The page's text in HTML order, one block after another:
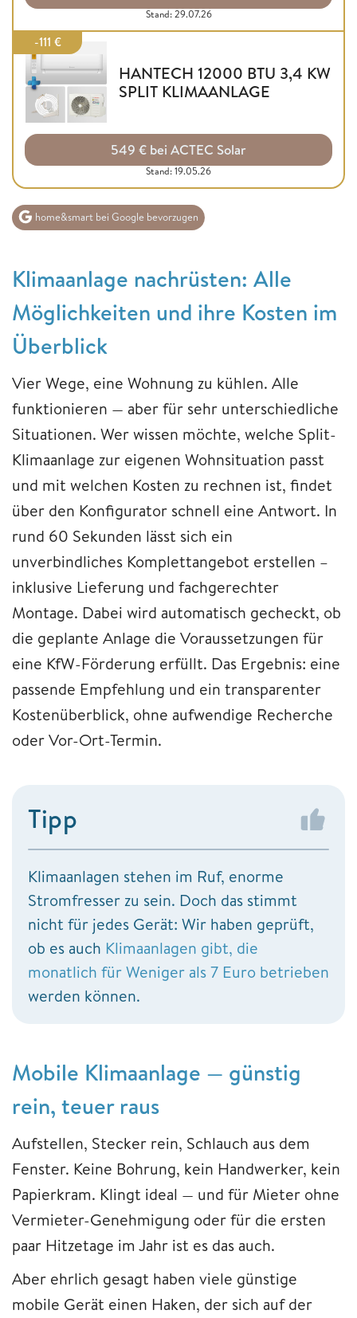
Stand: 29.07.26
-111 €
HANTECH 12000 BTU 3,4 KW
SPLIT KLIMAANLAGE
549 € bei ACTEC Solar
Stand: 19.05.26
home&smart bei Google bevorzugen
Klimaanlage nachrüsten: Alle
Möglichkeiten und ihre Kosten im
Überblick
Vier Wege, eine Wohnung zu kühlen. Alle
funktionieren — aber für sehr unterschiedliche
Situationen. Wer wissen möchte, welche Split-
Klimaanlage zur eigenen Wohnsituation passt
und mit welchen Kosten zu rechnen ist, findet
über den Konfigurator schnell eine Antwort. In
rund 60 Sekunden lässt sich ein
unverbindliches Komplettangebot erstellen –
inklusive Lieferung und fachgerechter
Montage. Dabei wird automatisch gecheckt, ob
die geplante Anlage die Voraussetzungen für
eine KfW-Förderung erfüllt. Das Ergebnis: eine
passende Empfehlung und ein transparenter
Kostenüberblick, ohne aufwendige Recherche
oder Vor-Ort-Termin.
Tipp
Klimaanlagen stehen im Ruf, enorme
Stromfresser zu sein. Doch das stimmt
nicht für jedes Gerät: Wir haben geprüft,
ob es auch Klimaanlagen gibt, die
monatlich für Weniger als 7 Euro betrieben
werden können.
Mobile Klimaanlage — günstig
rein, teuer raus
Aufstellen, Stecker rein, Schlauch aus dem
Fenster. Keine Bohrung, kein Handwerker, kein
Papierkram. Klingt ideal — und für Mieter ohne
Vermieter-Genehmigung oder für die ersten
paar Hitzetage im Jahr ist es das auch.
Aber ehrlich gesagt haben viele günstige
mobile Gerät einen Haken, der sich auf der